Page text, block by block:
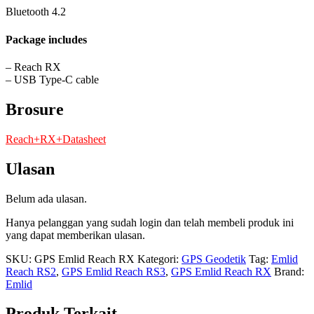
Bluetooth 4.2
Package includes
– Reach RX
– USB Type-C cable
Brosure
Reach+RX+Datasheet
Ulasan
Belum ada ulasan.
Hanya pelanggan yang sudah login dan telah membeli produk ini
yang dapat memberikan ulasan.
SKU: GPS Emlid Reach RX Kategori: GPS Geodetik Tag: Emlid
Reach RS2, GPS Emlid Reach RS3, GPS Emlid Reach RX Brand:
Emlid